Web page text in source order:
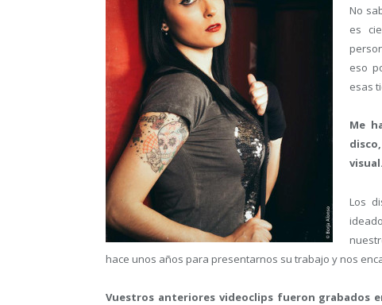
No
es
eso
esas
Me
Los
hace unos años para presentarnos su trabajo y nos
Vuestros anteriores videoclips fueron grabados